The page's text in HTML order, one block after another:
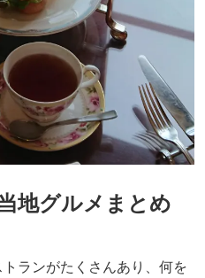
地グルメまとめ
ランがたくさんあり、何を